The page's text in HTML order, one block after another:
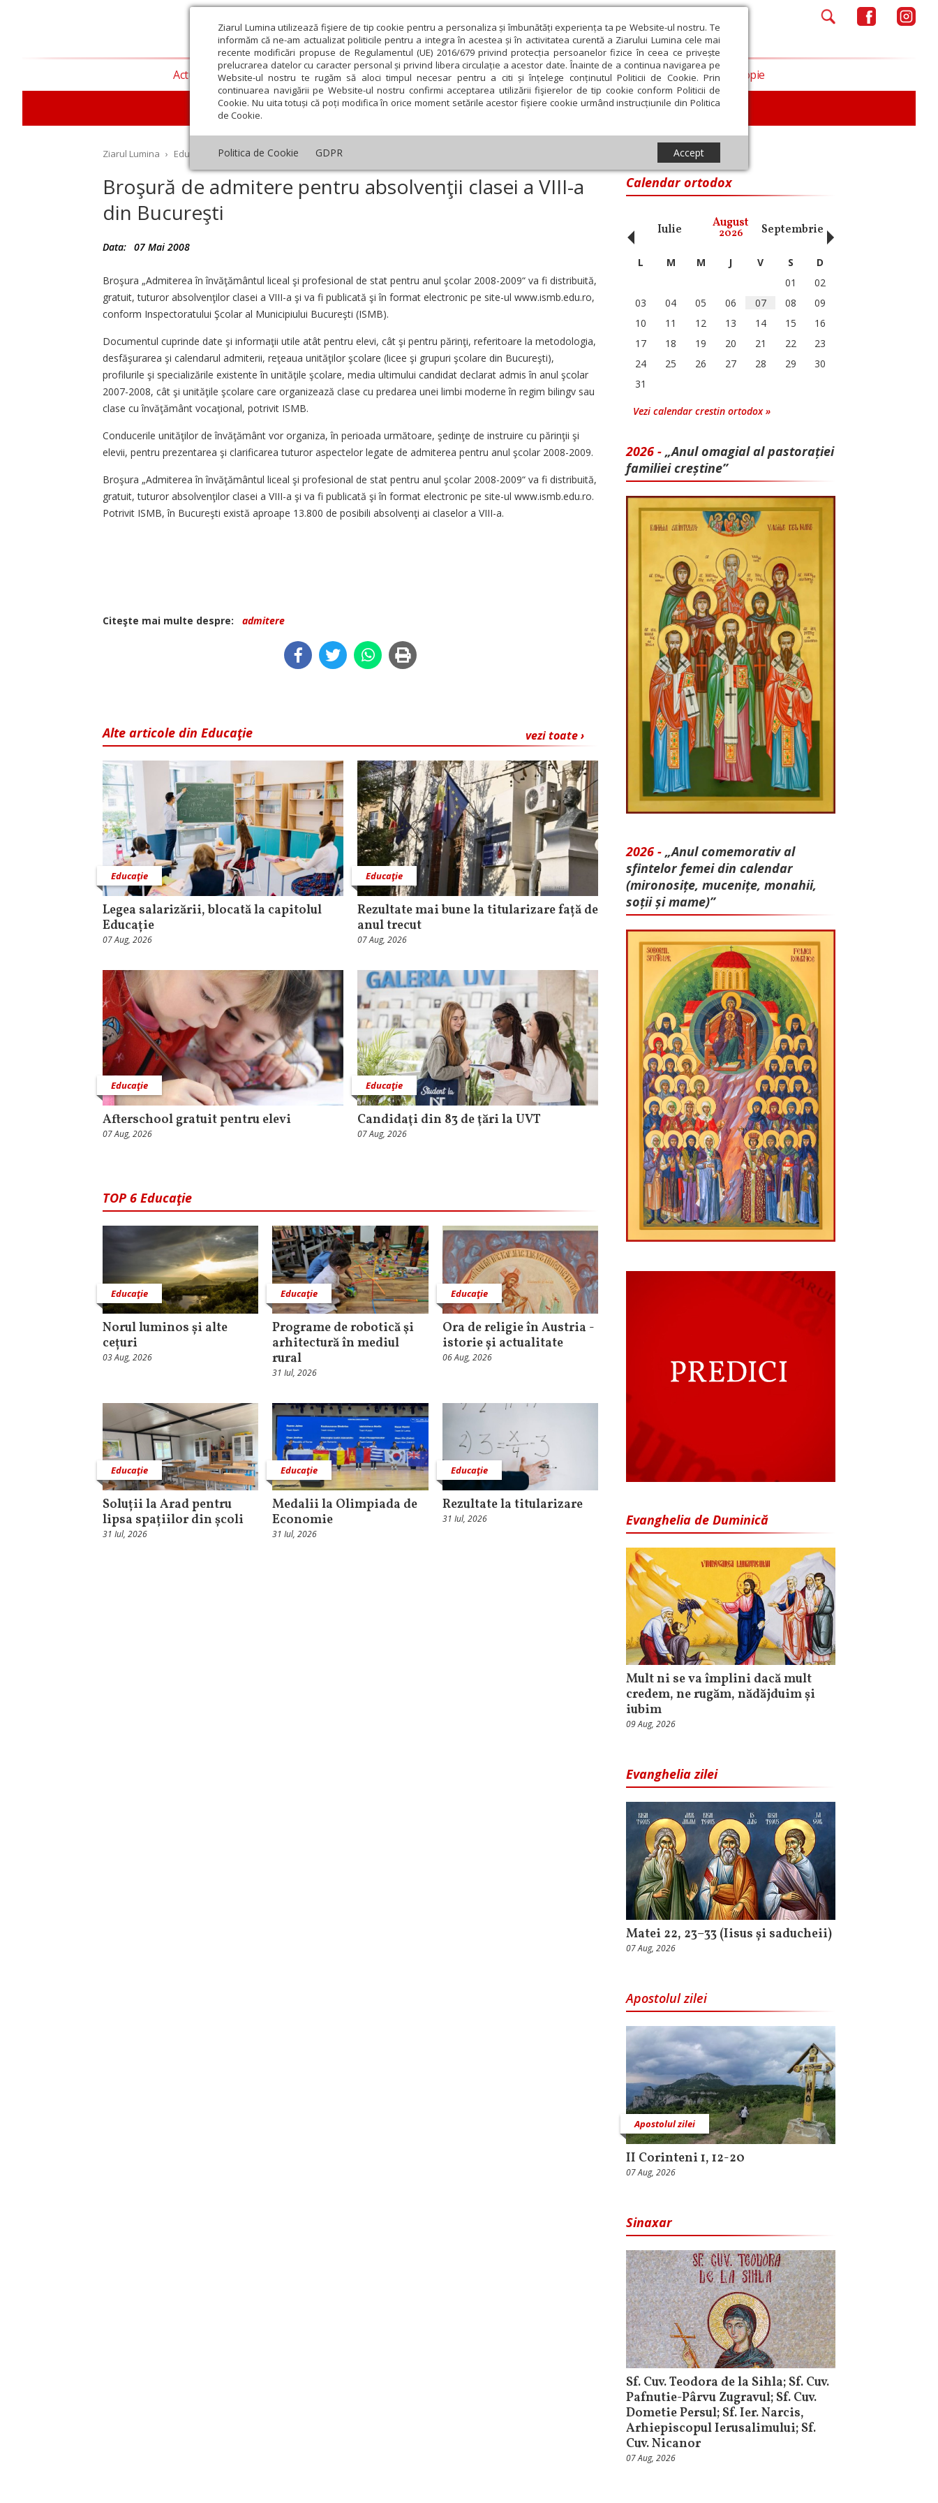
Ziarul Lumina utilizează fişiere de tip cookie pentru a personaliza și îmbunătăți experiența ta pe Website-ul nostru. Te
informăm că ne-am actualizat politicile pentru a integra în acestea și în activitatea curentă a Ziarului Lumina cele mai
recente modificări propuse de Regulamentul (UE) 2016/679 privind protecția persoanelor fizice în ceea ce privește
prelucrarea datelor cu caracter personal și privind libera circulație a acestor date. Înainte de a continua navigarea pe
Website-ul nostru te rugăm să aloci timpul necesar pentru a citi și înțelege conținutul Politicii de Cookie. Prin
continuarea navigării pe Website-ul nostru confirmi acceptarea utilizării fişierelor de tip cookie conform Politicii de
Cookie. Nu uita totuși că poți modifica în orice moment setările acestor fişiere cookie urmând instrucțiunile din Politica
de Cookie.
Politica de Cookie GDPR Accept
Actualitate religioasă Teologie și spiritualitate Educaţie și Cultură
Educaţie Lumina literară şi artistică Cultură Interviu
Societate Opinii Filantropie
Ziarul Lumina › Educaţie și Cultură › Educaţie Broşură de admitere pentru absolvenţii clasei a VIII-a din Bucureşti
Broşură de admitere pentru absolvenţii clasei a VIII-a
din Bucureşti
Data: 07 Mai 2008
Broşura „Admiterea în învăţământul liceal şi profesional de stat pentru anul şcolar 2008-2009“ va fi distribuită,
gratuit, tuturor absolvenţilor clasei a VIII-a şi va fi publicată şi în format electronic pe site-ul www.ismb.edu.ro,
conform Inspectoratului Şcolar al Municipiului Bucureşti (ISMB).
Documentul cuprinde date şi informaţii utile atât pentru elevi, cât şi pentru părinţi, referitoare la metodologia,
desfăşurarea şi calendarul admiterii, reţeaua unităţilor şcolare (licee şi grupuri şcolare din Bucureşti),
profilurile şi specializările existente în unităţile şcolare, media ultimului candidat declarat admis în anul şcolar
2007-2008, cât şi unităţile şcolare care organizează clase cu predarea unei limbi moderne în regim bilingv sau
clase cu învăţământ vocaţional, potrivit ISMB.
Conducerile unităţilor de învăţământ vor organiza, în perioada următoare, şedinţe de instruire cu părinţii şi
elevii, pentru prezentarea şi clarificarea tuturor aspectelor legate de admiterea pentru anul şcolar 2008-2009.
Broşura „Admiterea în învăţământul liceal şi profesional de stat pentru anul şcolar 2008-2009“ va fi distribuită,
gratuit, tuturor absolvenţilor clasei a VIII-a şi va fi publicată şi în format electronic pe site-ul www.ismb.edu.ro.
Potrivit ISMB, în Bucureşti există aproape 13.800 de posibili absolvenţi ai claselor a VIII-a.
Citeşte mai multe despre: admitere
vezi toate ›
Alte articole din Educaţie
Educaţie
Legea salarizării, blocată la capitolul
Educație
07 Aug, 2026
Educaţie
Rezultate mai bune la titularizare față de
anul trecut
07 Aug, 2026
Educaţie
Afterschool gratuit pentru elevi
07 Aug, 2026
Educaţie
Candidaţi din 83 de ţări la UVT
07 Aug, 2026
TOP 6 Educaţie
Educaţie
Norul luminos și alte
cețuri
03 Aug, 2026
Educaţie
Programe de robotică şi
arhitectură în mediul
rural
31 Iul, 2026
Educaţie
Ora de religie în Austria -
istorie și actualitate
06 Aug, 2026
Educaţie
Soluții la Arad pentru
lipsa spațiilor din școli
31 Iul, 2026
Educaţie
Medalii la Olimpiada de
Economie
31 Iul, 2026
Educaţie
Rezultate la titularizare
31 Iul, 2026
Calendar ortodox
Noiembrie Iulie August
2026 Septembrie Octombrie
‹ L M M J V S
D
01
02
03
04 05 06 07 08
09
10
11 12 13 14 15
16
17
18 19 20 21 22
23
24
25 26 27 28 29
30
31
Vezi calendar crestin ortodox »
2026 - „Anul omagial al pastorației
familiei creștine”
2026 - „Anul comemorativ al
sfintelor femei din calendar
(mironosițe, mu­cenițe, monahii,
soții și mame)”
Evanghelia de Duminică
Mult ni se va împlini dacă mult
credem, ne rugăm, nădăjduim și
iubim
09 Aug, 2026
Evanghelia zilei
Matei 22, 23–33 (Iisus și saducheii)
07 Aug, 2026
Apostolul zilei
Apostolul zilei
II Corinteni 1, 12-20
07 Aug, 2026
Sinaxar
Sf. Cuv. Teodora de la Sihla; Sf. Cuv.
Pafnutie-Pârvu Zugravul; Sf. Cuv.
Dometie Persul; Sf. Ier. Narcis,
Arhiepiscopul Ierusalimului; Sf.
Cuv. Nicanor
07 Aug, 2026